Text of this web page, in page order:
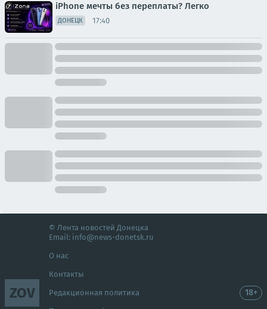
iPhone мечты без переплаты? Легко
ДОНЕЦК 17:40
ZOV
© Лента новостей Донецка
Email: info@news-donetsk.ru
О нас
Контакты
Редакционная политика 18+